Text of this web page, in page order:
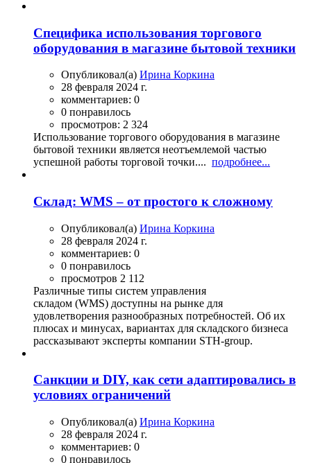
Специфика использования торгового
оборудования в магазине бытовой техники
Опубликовал(а) Ирина Коркина
28 февраля 2024 г.
комментариев: 0
0 понравилось
просмотров: 2 324
Использование торгового оборудования в магазине
бытовой техники является неотъемлемой частью
успешной работы торговой точки.... подробнее...
Склад: WMS – от простого к сложному
Опубликовал(а) Ирина Коркина
28 февраля 2024 г.
комментариев: 0
0 понравилось
просмотров 2 112
Различные типы систем управления
складом (WMS) доступны на рынке для
удовлетворения разнообразных потребностей. Об их
плюсах и минусах, вариантах для складского бизнеса
рассказывают эксперты компании STH-group.
Санкции и DIY, как сети адаптировались в
условиях ограничений
Опубликовал(а) Ирина Коркина
28 февраля 2024 г.
комментариев: 0
0 понравилось